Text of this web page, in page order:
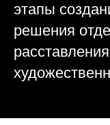
этапы
решения